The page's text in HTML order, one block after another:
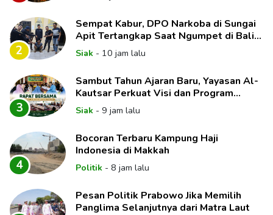
2
Sempat Kabur, DPO Narkoba di Sungai
Apit Tertangkap Saat Ngumpet di Balik
Kelambu
Siak - 10 jam lalu
3
Sambut Tahun Ajaran Baru, Yayasan Al-
Kautsar Perkuat Visi dan Program
Unggulan Pendidikan
Siak - 9 jam lalu
4
Bocoran Terbaru Kampung Haji
Indonesia di Makkah
Politik - 8 jam lalu
Pesan Politik Prabowo Jika Memilih
Panglima Selanjutnya dari Matra Laut